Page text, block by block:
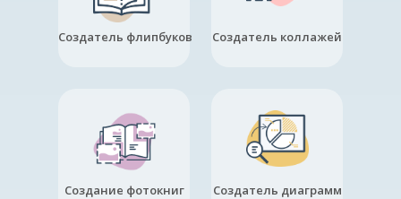
Создатель флипбуков Создатель коллажей
Создание фотокниг Создатель диаграмм